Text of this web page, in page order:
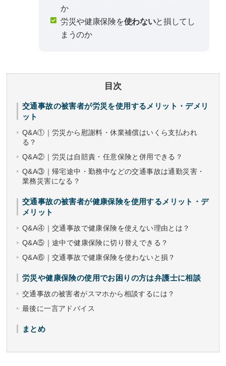
か
労災や健康保険を使わないと損してし
まうのか
目次
交通事故の被害者が労災を使用するメリット・デメリ
ット
Q&A①｜労災から慰謝料・休業補償はいくら支払われ
る？
Q&A②｜労災は自賠責・任意保険と併用できる？
Q&A③｜帰宅途中・勤務中などの交通事故は通勤災害・
業務災害になる？
交通事故の被害者が健康保険を使用するメリット・デ
メリット
Q&A④｜交通事故で健康保険を使えない理由とは？
Q&A⑤｜途中で健康保険に切り替えできる？
Q&A⑥｜交通事故で健康保険を使わないと損？
労災や健康保険の使用でお困りの方は弁護士に相談
交通事故の被害者がスマホから相談するには？
最後に一言アドバイス
まとめ